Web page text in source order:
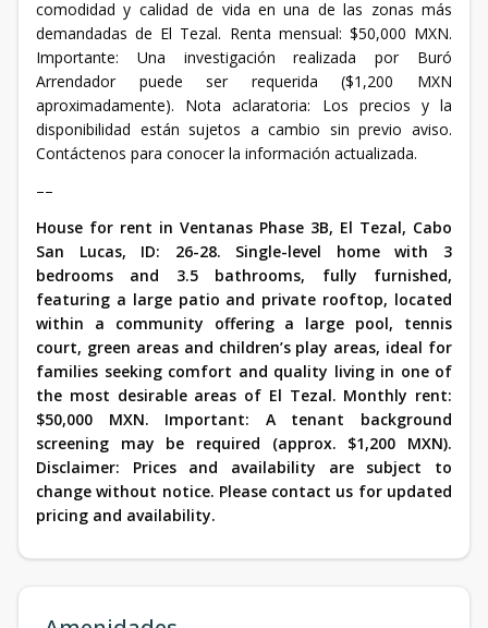
comodidad y calidad de vida en una de las zonas más
demandadas de El Tezal. Renta mensual: $50,000 MXN.
Importante: Una investigación realizada por Buró
Arrendador puede ser requerida ($1,200 MXN
aproximadamente). Nota aclaratoria: Los precios y la
disponibilidad están sujetos a cambio sin previo aviso.
Contáctenos para conocer la información actualizada.
––
House for rent in Ventanas Phase 3B, El Tezal, Cabo
San Lucas, ID: 26-28. Single-level home with 3
bedrooms and 3.5 bathrooms, fully furnished,
featuring a large patio and private rooftop, located
within a community offering a large pool, tennis
court, green areas and children’s play areas, ideal for
families seeking comfort and quality living in one of
the most desirable areas of El Tezal. Monthly rent:
$50,000 MXN. Important: A tenant background
screening may be required (approx. $1,200 MXN).
Disclaimer: Prices and availability are subject to
change without notice. Please contact us for updated
pricing and availability.